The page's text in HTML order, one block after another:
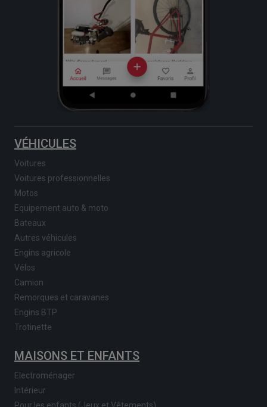
VÉHICULES
Voitures
Voitures professionnelles
Motos
Equipement auto & moto
Bateaux
Autres véhicules
Engins agricole
Vélos
Camion
Remorques et caravanes
Engins BTP
Trotinette
MAISONS ET ENFANTS
Electroménager
Intérieur
Pour les enfants (Jeux et Vêtements)